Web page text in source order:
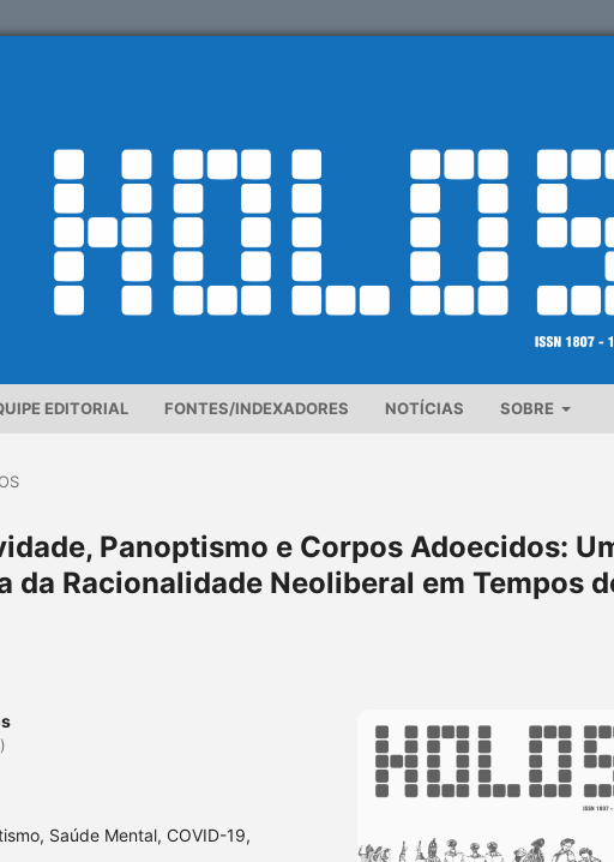
EDITORIAL FONTES/INDEXADORES NOTÍCIAS SOBRE
Panoptismo e Corpos Adoecidos:
da Racionalidade Neoliberal em Tempos
Saúde Mental, COVID-19,